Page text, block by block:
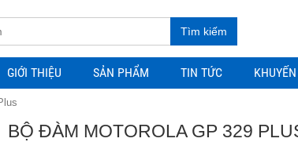
Tìm kiếm
GIỚI THIỆU SẢN PHẨM TIN TỨC
BỘ ĐÀM MOTOROLA GP 329